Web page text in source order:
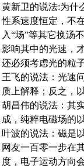
黄新卫的说法:为什
性系速度恒定，不
入“场”等其它换汤
影响其中的光速，
还必须考虑光的粒
王飞的说法：光速
质上解释；反之，
胡昌伟的说法：其
成，纯粹电磁场的
叶波的说法：磁是
网友一百零一步在
度，电子运动方向